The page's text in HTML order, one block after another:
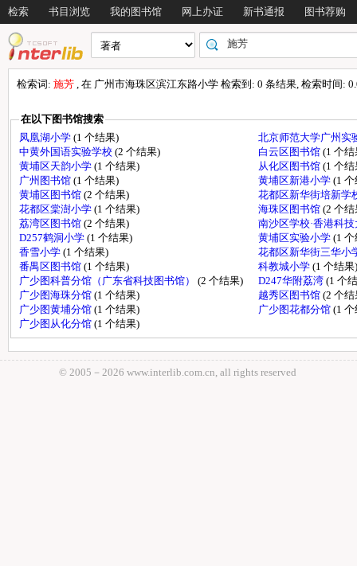
检索 书目浏览 我的图书馆 网上办证 新书通报 图书荐购
检索词: 施芳 , 在 广州市海珠区滨江东路小学 检索到: 0 条结果, 检索时间:
在以下图书馆搜索
凤凰湖小学 (1 个结果)
北京师范大学广州实
中黄外国语实验学校 (2 个结果) 白云区图书馆 (1 个结
黄埔区天韵小学 (1 个结果) 从化区图书馆 (1 个结
广州图书馆 (1 个结果) 黄埔区新港小学 (1
黄埔区图书馆 (2 个结果)
花都区新华街培新学
花都区棠澍小学 (1 个结果) 海珠区图书馆 (2 个结
荔湾区图书馆 (2 个结果)
南沙区学校·香港科
D257鹤洞小学 (1 个结果) 黄埔区实验小学 (1
香雪小学 (1 个结果)
花都区新华街三华小
番禺区图书馆 (1 个结果) 科教城小学 (1 个结果)
广少图科普分馆（广东省科技图书馆） (2 个结果) D247华附荔湾 (1 个
广少图海珠分馆 (1 个结果) 越秀区图书馆 (2 个结
广少图黄埔分馆 (1 个结果) 广少图花都分馆 (1
广少图从化分馆 (1 个结果)
© 2005－ 2026 www.interlib.com.cn, all rights reserved